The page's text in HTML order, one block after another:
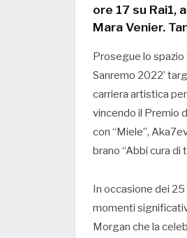
ore 17 su Rai1,
Mara Venier.
Prosegue lo spazio
Sanremo 2022’
carriera artistica
vincendo il Premio
con “Miele”,
brano “Abbi cura di
In occasione dei 25
momenti
Morgan che la